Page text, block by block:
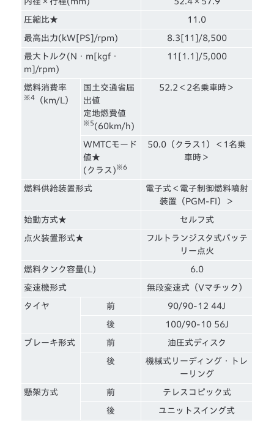
圧縮比★ 11.0
最高出力(kW[PS]/rpm) 8.3[11]/8,500
最大トルク(N・m[kgf・
m]/rpm)
11[1.1]/5,000
燃料消費率
※4 （km/L）
国土交通省届
出値
定地燃費値
※5 (60km/h)
52.2＜2名乗車時＞
WMTCモード
値★
(クラス) ※6
50.0（クラス1）＜1名乗
車時＞
燃料供給装置形式
電子式＜電子制御燃料噴射
装置（PGM-FI）＞
始動方式★ セルフ式
点火装置形式★
フルトランジスタ式バッテ
リー点火
燃料タンク容量(L) 6.0
変速機形式 無段変速式（Vマチック）
タイヤ 前 90/90-12 44J
後 100/90-10 56J
ブレーキ形式 前 油圧式ディスク
後
機械式リーディング・トレ
ーリング
懸架方式 前 テレスコピック式
後 ユニットスイング式